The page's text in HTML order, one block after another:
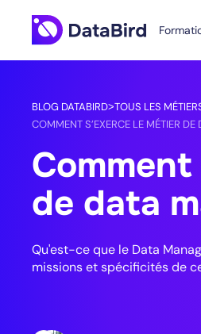
BLOG DATABIRD>TOUS LES
COMMENT S’EXERCE LE MÉTIER
de data
Qu'est-ce que le Data
missions et spécificités de